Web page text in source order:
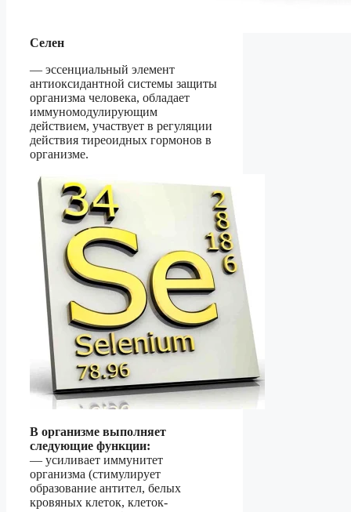
Селен
— эссенциальный элемент
антиоксидантной системы защиты
организма человека, обладает
иммуномодулирующим
действием, участвует в регуляции
действия тиреоидных гормонов в
организме.
В организме выполняет
следующие функции:
— усиливает иммунитет
организма (стимулирует
образование антител, белых
кровяных клеток, клеток-